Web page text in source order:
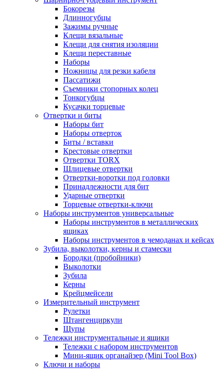
Бокорезы
Длинногубцы
Зажимы ручные
Клещи вязальные
Клещи для снятия изоляции
Клещи переставные
Наборы
Ножницы для резки кабеля
Пассатижи
Съемники стопорных колец
Тонкогубцы
Кусачки торцевые
Отвертки и биты
Наборы бит
Наборы отверток
Биты / вставки
Крестовые отвертки
Отвертки TORX
Шлицевые отвертки
Отвертки-воротки под головки
Принадлежности для бит
Ударные отвертки
Торцевые отвертки-ключи
Наборы инструментов универсальные
Наборы инструментов в металлических
ящиках
Наборы инструментов в чемоданах и кейсах
Зубила, выколотки, керны и стамески
Бородки (пробойники)
Выколотки
Зубила
Керны
Крейцмейсели
Измерительный инструмент
Рулетки
Штангенциркули
Щупы
Тележки инструментальные и ящики
Тележки с набором инструментов
Мини-ящик органайзер (Mini Tool Box)
Ключи и наборы